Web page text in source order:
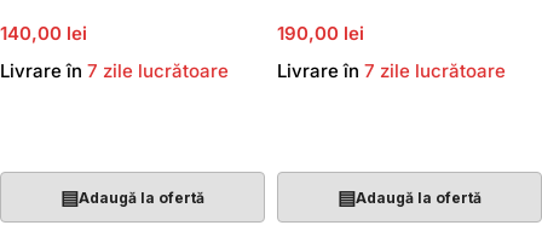
140,00 lei
Livrare în 7 zile lucrătoare
▤Adaugă la ofertă
190,00 lei
Livrare în 7 zile lucrătoare
▤Adaugă la ofertă